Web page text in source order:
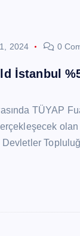
2024 0
İstanbul
TÜYAP
Devletler